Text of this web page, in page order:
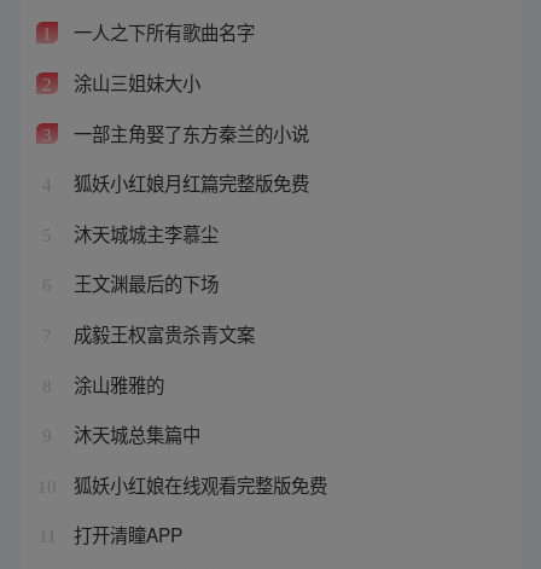
1 一人之下所有歌曲名字
2 涂山三姐妹大小
3 一部主角娶了东方秦兰的小说
4 狐妖小红娘月红篇完整版免费
5 沐天城城主李慕尘
6 王文渊最后的下场
7 成毅王权富贵杀青文案
8 涂山雅雅的
9 沐天城总集篇中
10 狐妖小红娘在线观看完整版免费
打开清瞳APP